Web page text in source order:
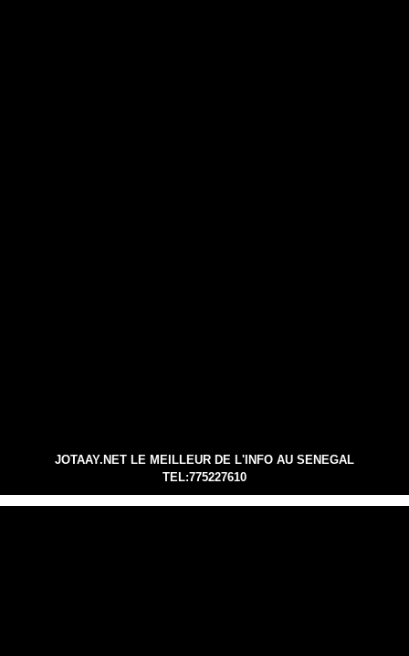
JOTAAY.NET LE MEILLEUR DE L'INFO AU SENEGAL
TEL:775227610